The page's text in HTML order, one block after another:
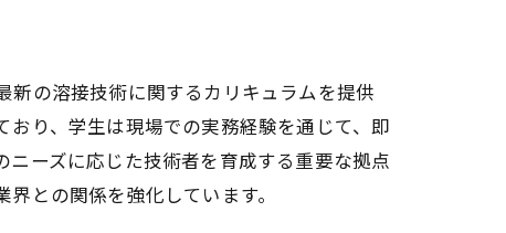
新の溶接技術に関するカリキュラムを提供
り、学生は現場での実務経験を通じて、即
ーズに応じた技術者を育成する重要な拠点
との関係を強化しています。